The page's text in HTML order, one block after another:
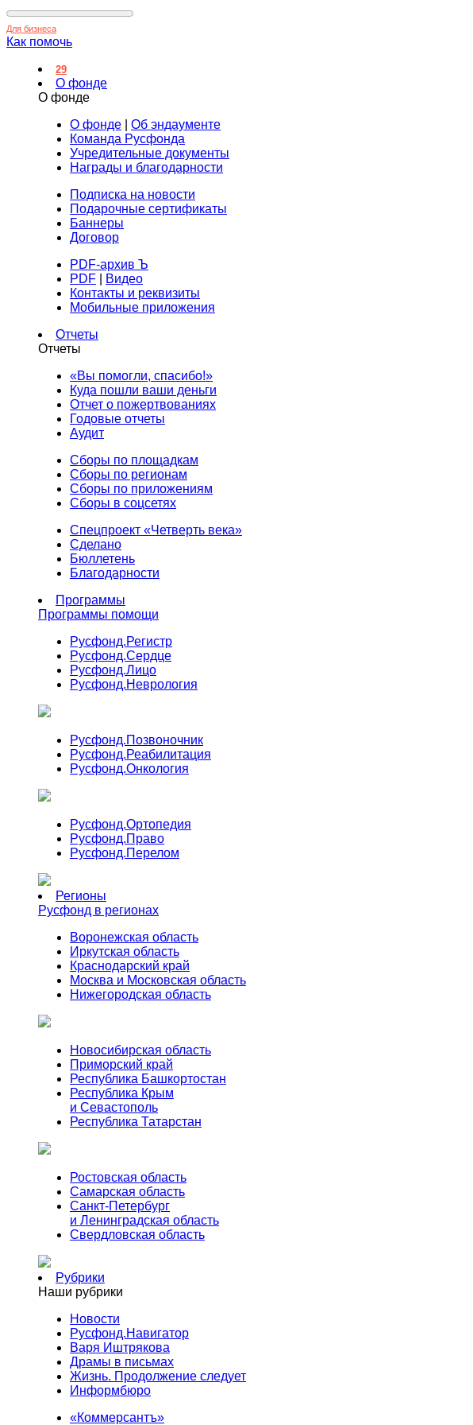
Для бизнеса
Как помочь
29
О фонде
О фонде
О фонде
Об эндаументе
Команда Русфонда
Учредительные документы
Награды и благодарности
Подписка на новости
Подарочные сертификаты
Баннеры
Договор
PDF-архив Ъ
PDF
Видео
Контакты и реквизиты
Мобильные приложения
Отчеты
Отчеты
«Вы помогли, спасибо!»
Куда пошли ваши деньги
Отчет о пожертвованиях
Годовые отчеты
Аудит
Сборы по площадкам
Сборы по регионам
Сборы по приложениям
Сборы в соцсетях
Спецпроект «Четверть века»
Сделано
Бюллетень
Благодарности
Программы
Программы помощи
Русфонд.Регистр
Русфонд.Сердце
Русфонд.Лицо
Русфонд.Неврология
Русфонд.Позвоночник
Русфонд.Реабилитация
Русфонд.Онкология
Русфонд.Ортопедия
Русфонд.Право
Русфонд.Перелом
Регионы
Русфонд в регионах
Воронежская область
Иркутская область
Краснодарский край
Москва и Московская область
Нижегородская область
Новосибирская область
Приморский край
Республика Башкортостан
Республика Крым
и Севастополь
Республика Татарстан
Ростовская область
Самарская область
Санкт-Петербург
и Ленинградская область
Свердловская область
Рубрики
Наши рубрики
Новости
Русфонд.Навигатор
Варя Иштрякова
Драмы в письмах
Жизнь. Продолжение следует
Информбюро
«Коммерсантъ»